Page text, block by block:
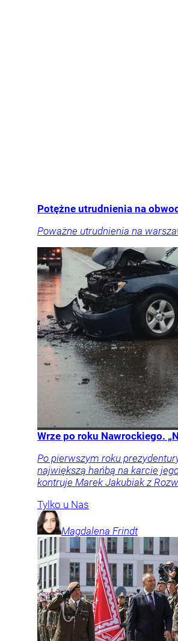
Potężne utrudnienia na
Poważne utrudnienia na
Wrze po roku Nawrockiego.
Po pierwszym roku
największą hańbą na karcie
kontruje Marek Jakubiak z
Tylko u Nas
Magdalena Frindt